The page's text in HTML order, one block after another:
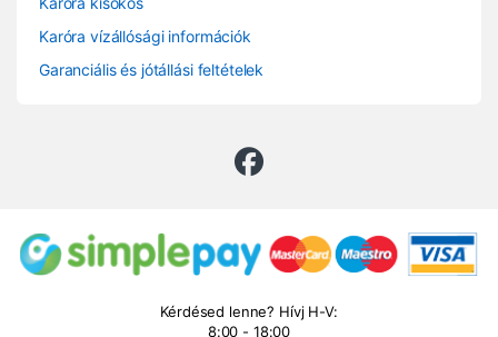
Karóra vízállósági információk
Garanciális és jótállási feltételek
Kérdésed lenne? Hívj H-V:
8:00 - 18:00